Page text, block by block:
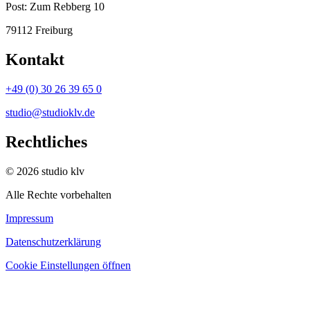
Post: Zum Rebberg 10
79112 Freiburg
Kontakt
+49 (0) 30 26 39 65 0
studio@studioklv.de
Rechtliches
© 2026 studio klv
Alle Rechte vorbehalten
Impressum
Datenschutzerklärung
Cookie Einstellungen öffnen